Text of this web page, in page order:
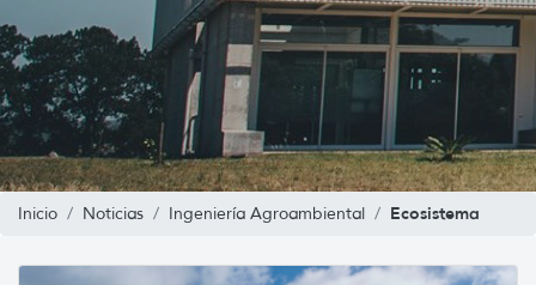
Inicio Noticias Ingeniería Agroambiental Ecosistema